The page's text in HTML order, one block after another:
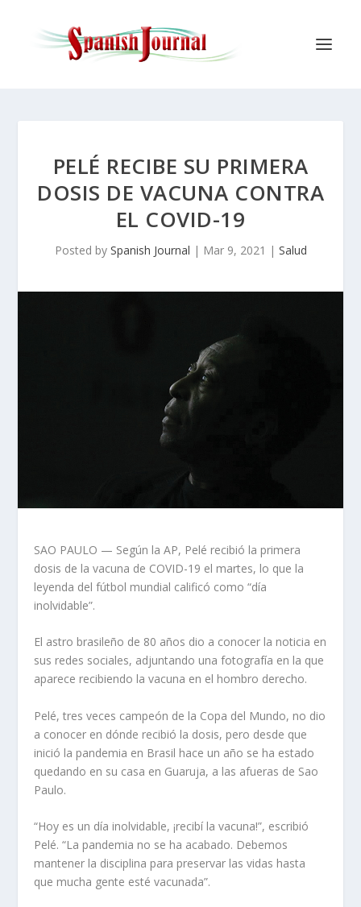
PELÉ RECIBE SU PRIMERA
DOSIS DE VACUNA CONTRA
EL COVID-19
Posted by Spanish Journal | Mar 9, 2021 | Salud
SAO PAULO — Según la AP, Pelé recibió la primera
dosis de la vacuna de COVID-19 el martes, lo que la
leyenda del fútbol mundial calificó como “día
inolvidable”.
El astro brasileño de 80 años dio a conocer la noticia en
sus redes sociales, adjuntando una fotografía en la que
aparece recibiendo la vacuna en el hombro derecho.
Pelé, tres veces campeón de la Copa del Mundo, no dio
a conocer en dónde recibió la dosis, pero desde que
inició la pandemia en Brasil hace un año se ha estado
quedando en su casa en Guaruja, a las afueras de Sao
Paulo.
“Hoy es un día inolvidable, ¡recibí la vacuna!”, escribió
Pelé. “La pandemia no se ha acabado. Debemos
mantener la disciplina para preservar las vidas hasta
que mucha gente esté vacunada”.